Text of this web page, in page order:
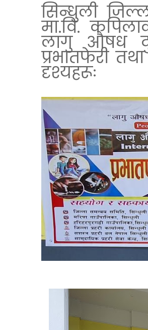
सिन्धुली
मा.वि.
लागु औषध
प्रभातफेरी
दृश्यहरूः